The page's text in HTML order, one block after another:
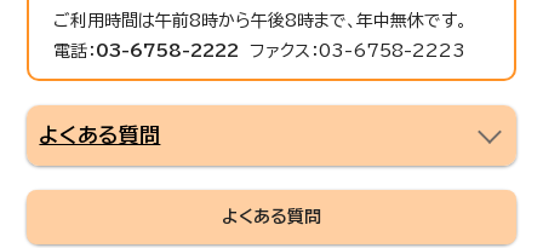
ご利用時間は午前8時から午後8時まで、年中無休です。
電話： 03-6758-2222 ファクス：03-6758-2223
よくある質問
よくある質問